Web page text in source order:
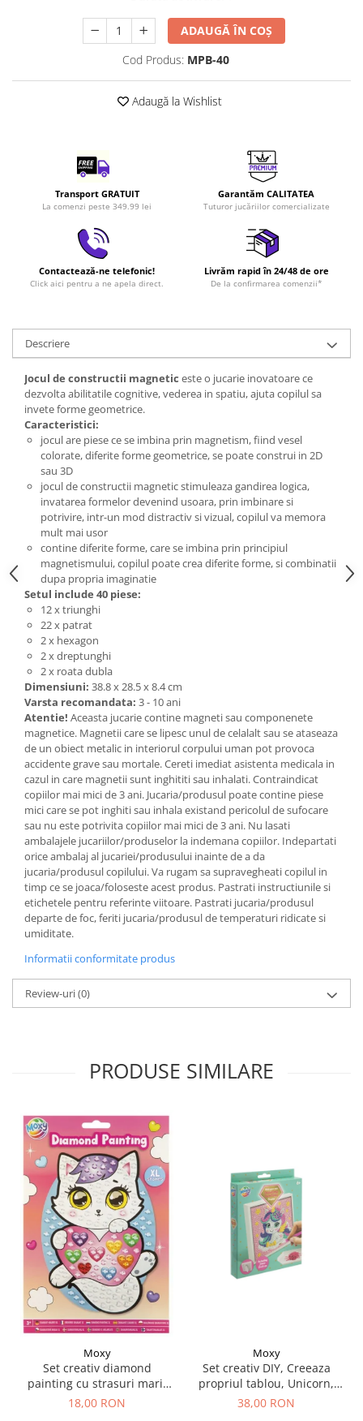
LEGO Creator Expert
ADAUGĂ ÎN COȘ
Cod Produs: MPB-40
Adaugă la Wishlist
Transport GRATUIT
La comenzi peste 349.99 lei
Garantăm CALITATEA
Tuturor jucăriilor comercializate
Contactează-ne telefonic!
Click aici pentru a ne apela direct.
Livrăm rapid în 24/48 de ore
De la confirmarea comenzii*
Descriere
Jocul de constructii magnetic este o jucarie inovatoare ce
dezvolta abilitatile cognitive, vederea in spatiu, ajuta copilul sa
invete forme geometrice.
Caracteristici:
jocul are piese ce se imbina prin magnetism, fiind vesel
colorate, diferite forme geometrice, se poate construi in 2D
sau 3D
jocul de constructii magnetic stimuleaza gandirea logica,
invatarea formelor devenind usoara, prin imbinare si
potrivire, intr-un mod distractiv si vizual, copilul va memora
mult mai usor
contine diferite forme, care se imbina prin principiul
magnetismului, copilul poate crea diferite forme, si combinatii
dupa propria imaginatie
Setul include 40 piese:
12 x triunghi
22 x patrat
2 x hexagon
2 x dreptunghi
2 x roata dubla
Dimensiuni: 38.8 х 28.5 х 8.4 cm
Varsta recomandata: 3 - 10 ani
Atentie! Aceasta jucarie contine magneti sau componenete
magnetice. Magnetii care se lipesc unul de celalalt sau se ataseaza
de un obiect metalic in interiorul corpului uman pot provoca
accidente grave sau mortale. Cereti imediat asistenta medicala in
cazul in care magnetii sunt inghititi sau inhalati. Contraindicat
copiilor mai mici de 3 ani. Jucaria/produsul poate contine piese
mici care se pot inghiti sau inhala existand pericolul de sufocare
sau nu este potrivita copiilor mai mici de 3 ani. Nu lasati
ambalajele jucariilor/produselor la indemana copiilor. Indepartati
orice ambalaj al jucariei/produsului inainte de a da
jucaria/produsul copilului. Va rugam sa supravegheati copilul in
timp ce se joaca/foloseste acest produs. Pastrati instructiunile si
etichetele pentru referinte viitoare. Pastrati jucaria/produsul
departe de foc, feriti jucaria/produsul de temperaturi ridicate si
umiditate.
Informatii conformitate produs
Review-uri(0)
PRODUSE SIMILARE
Moxy
Set creativ diamond
painting cu strasuri mari,
A5
18,00 RON
Moxy
Set creativ DIY, Creeaza
propriul tablou, Unicorn,
Moxy
38,00 RON